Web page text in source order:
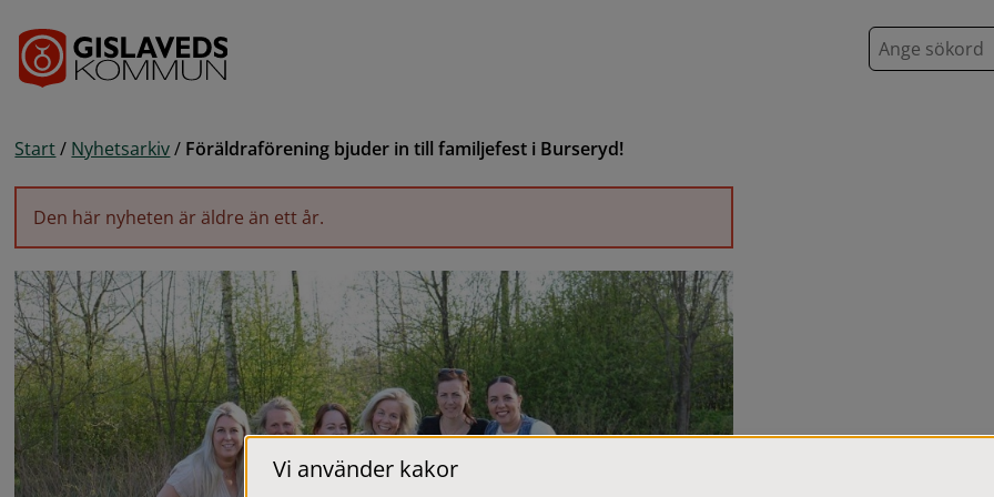
S
ö
Start / Nyhetsarkiv / Föräldraförening bjuder in till familjefest i Burseryd!
Den här nyheten är äldre än ett år.
Vi använder kakor